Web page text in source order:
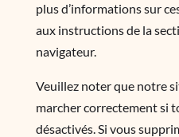
plus d’informations sur
aux instructions de la
navigateur.
Veuillez noter que notre
marcher correctement si
désactivés. Si vous